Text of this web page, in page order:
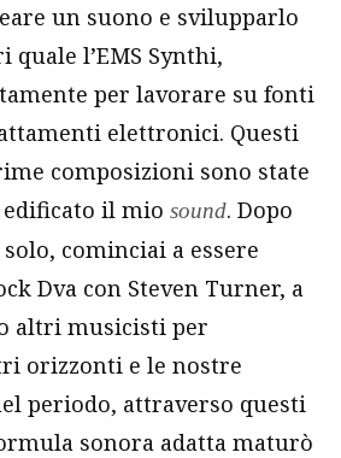
un suono e svilupparlo
l’EMS Synthi,
per lavorare su fonti
elettronici. Questi
composizioni sono state
il mio sound. Dopo
cominciai a essere
Dva con Steven Turner, a
altri musicisti per
orizzonti e le nostre
periodo, attraverso questi
sonora adatta maturò